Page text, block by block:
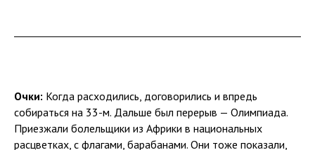
Очки: Когда расходились, договорились и впредь
собираться на 33-м. Дальше был перерыв — Олимпиада.
Приезжали болельщики из Африки в национальных
расцветках, с флагами, барабанами. Они тоже показали,